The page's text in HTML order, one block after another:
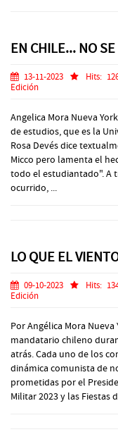
EN CHILE... NO
13-11-2023 Hits:
Edición
Angelica Mora Nueva
de estudios, que es la
Rosa Devés dice
Micco pero lamenta el
todo el estudiantado". A
ocurrido, ...
LO QUE EL
09-10-2023 Hits:
Edición
Por Angélica Mora
mandatario chileno
atrás. Cada uno de los
dinámica comunista de
prometidas por el
Militar 2023 y las Fiestas